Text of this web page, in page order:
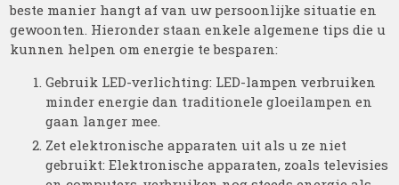
beste manier hangt af van uw persoonlijke situatie en
gewoonten. Hieronder staan enkele algemene tips die u
kunnen helpen om energie te besparen:
Gebruik LED-verlichting: LED-lampen verbruiken
minder energie dan traditionele gloeilampen en
gaan langer mee.
Zet elektronische apparaten uit als u ze niet
gebruikt: Elektronische apparaten, zoals televisies